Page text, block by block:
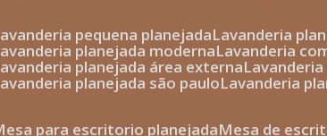
lavanderia pequena planejada lavanderia
lavanderia planejada moderna lavanderia
lavanderia planejada área externa
lavanderia planejada são paulo lavanderia
mesa para escritorio planejada
mesa de